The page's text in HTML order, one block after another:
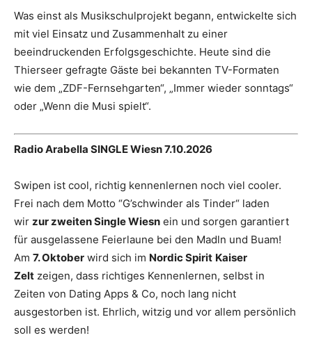
Was einst als Musikschulprojekt begann, entwickelte sich
mit viel Einsatz und Zusammenhalt zu einer
beeindruckenden Erfolgsgeschichte. Heute sind die
Thierseer gefragte Gäste bei bekannten TV-Formaten
wie dem „ZDF-Fernsehgarten“, „Immer wieder sonntags“
oder „Wenn die Musi spielt“.
Radio Arabella SINGLE Wiesn 7.10.2026
Swipen ist cool, richtig kennenlernen noch viel cooler.
Frei nach dem Motto “G’schwinder als Tinder“ laden
wir zur zweiten Single Wiesn ein und sorgen garantiert
für ausgelassene Feierlaune bei den Madln und Buam!
Am 7. Oktober wird sich im Nordic Spirit Kaiser
Zelt zeigen, dass richtiges Kennenlernen, selbst in
Zeiten von Dating Apps & Co, noch lang nicht
ausgestorben ist. Ehrlich, witzig und vor allem persönlich
soll es werden!